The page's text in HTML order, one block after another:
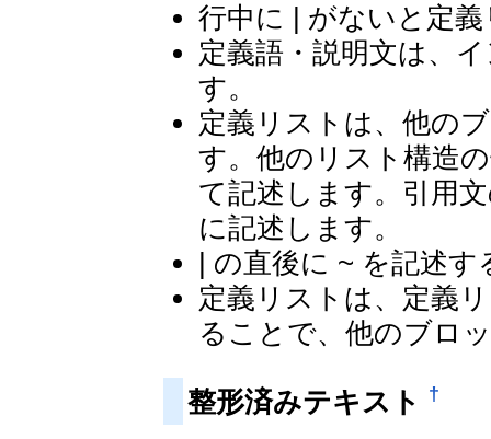
行中に | がないと定
定義語・説明文は、
す。
定義リストは、他の
す。他のリスト構造
て記述します。引用
に記述します。
| の直後に ~ を記述
定義リストは、定義
ることで、他のブロ
整形済みテキスト †